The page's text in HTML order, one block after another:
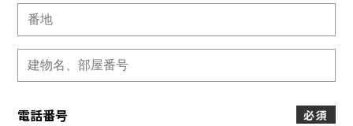
電話番号 必須